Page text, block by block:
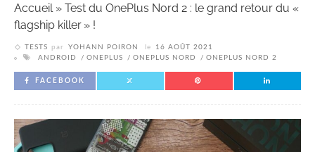
Accueil» Test du OnePlus Nord 2 : le grand retour du «
flagship killer » !
TESTS par YOHANN POIRON le
16 AOÛT 2021
ANDROID
ONEPLUS ONEPLUS NORD ONEPLUS NORD 2
FACEBOOK